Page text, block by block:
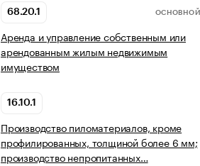
68.20.1 ОСНОВНОЙ
Аренда и управление собственным или
арендованным жилым недвижимым
имуществом
16.10.1
Производство пиломатериалов, кроме
профилированных, толщиной более 6 мм;
производство непропитанных…